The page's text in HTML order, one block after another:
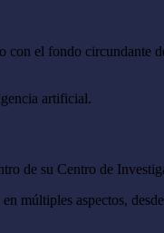
con el fondo circundante
artificial.
de su Centro de
múltiples aspectos,